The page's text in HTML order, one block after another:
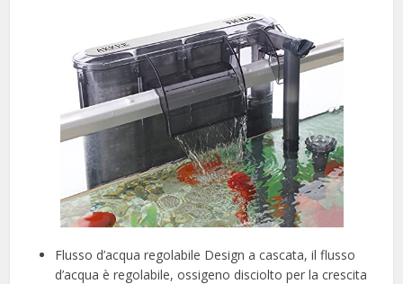
Flusso d’acqua regolabile Design a cascata, il flusso
d’acqua è regolabile, ossigeno disciolto per la crescita